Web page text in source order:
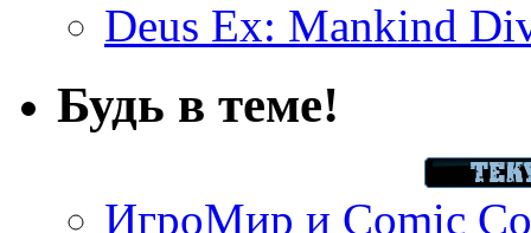
Deus Ex: Mankind
Будь в теме!
ИгроМир и Comic